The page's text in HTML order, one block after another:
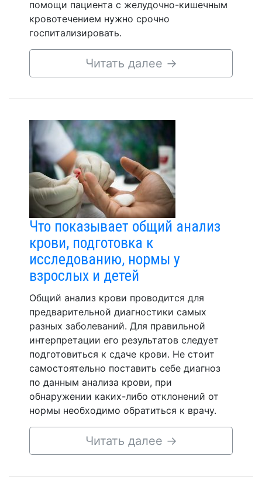
помощи пациента с желудочно-кишечным
кровотечением нужно срочно
госпитализировать.
Читать далее →
Что показывает общий анализ
крови, подготовка к
исследованию, нормы у
взрослых и детей
Общий анализ крови проводится для
предварительной диагностики самых
разных заболеваний. Для правильной
интерпретации его результатов следует
подготовиться к сдаче крови. Не стоит
самостоятельно поставить себе диагноз
по данным анализа крови, при
обнаружении каких-либо отклонений от
нормы необходимо обратиться к врачу.
Читать далее →